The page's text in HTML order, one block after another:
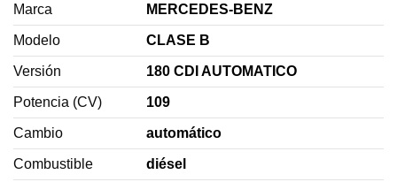
Marca MERCEDES-BENZ
Modelo CLASE B
Versión 180 CDI AUTOMATICO
Potencia (CV) 109
Cambio automático
Combustible diésel